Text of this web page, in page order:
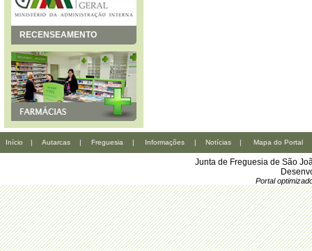
RECENSEAMENTO
Início | Autarcas | Freguesia | Informações | Notícias | Mapa do Portal
Junta de Freguesia de São
Portal